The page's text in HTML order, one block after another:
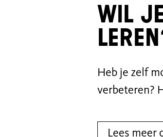
Wil
Heb je zelf
verbeteren?
Lees meer